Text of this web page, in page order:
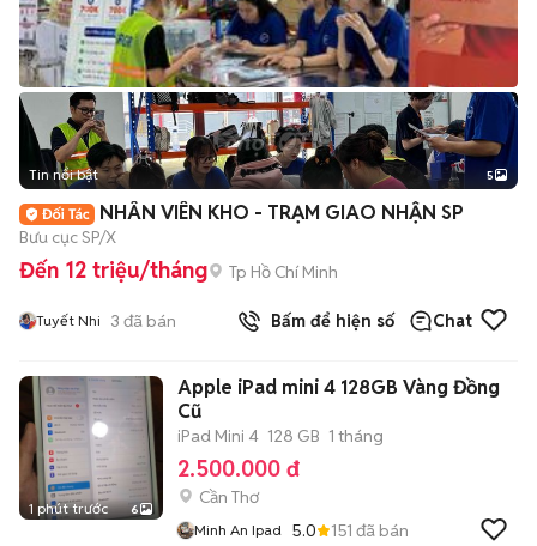
Tin nổi bật 5
NHÂN VIÊN KHO - TRẠM GIAO NHẬN SP
Bưu cục SP/X
Đến 12 triệu/tháng Tp Hồ Chí Minh
Tuyết Nhi 3 đã bán Bấm để hiện số Chat
1 phút trước 6
Apple iPad mini 4 128GB Vàng Đồng
Cũ
iPad Mini 4 128 GB 1 tháng
2.500.000 đ
Cần Thơ
Minh An Ipad 5.0 151 đã bán